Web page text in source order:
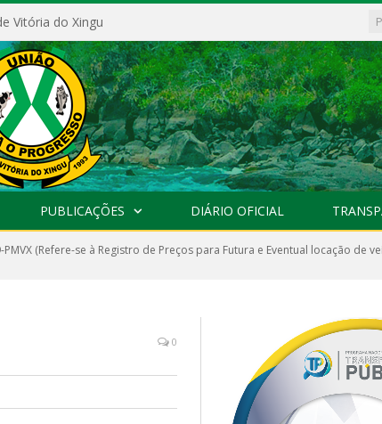
Vitória do Xingu
PUBLICAÇÕES DIÁRIO OFICIAL
PMVX (Refere-se à Registro de Preços para Futura e Eventual locação de
0